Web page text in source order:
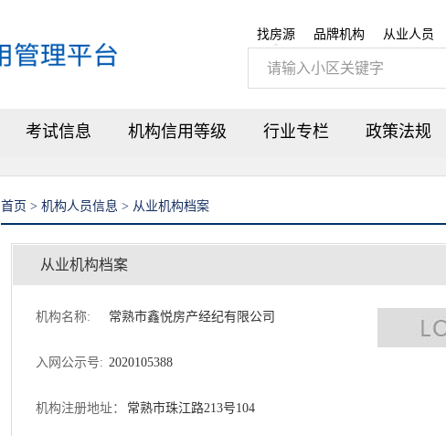
找房源 品牌机构 从业人员
考试信息 机构信用等级 行业专栏 政策法规
首页 > 机构人员信息 > 从业机构档案
从业机构档案
机构名称: 常熟市鑫悦房产经纪有限公司
入网公示号: 2020105388
机构注册地址： 常熟市珠江路213号104